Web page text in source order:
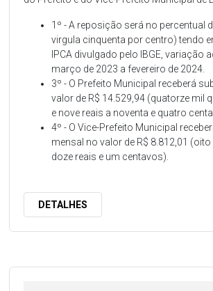
1º - A reposição será no percentual
virgula cinquenta por centro) tendo
IPCA divulgado pelo IBGE, variação
março de 2023 a fevereiro de 2024.
3º - O Prefeito Municipal receberá
valor de R$ 14.529,94 (quatorze mil
e nove reais a noventa e quatro
4º - O Vice-Prefeito Municipal
mensal no valor de R$ 8.812,01
doze reais e um centavos).
DETALHES